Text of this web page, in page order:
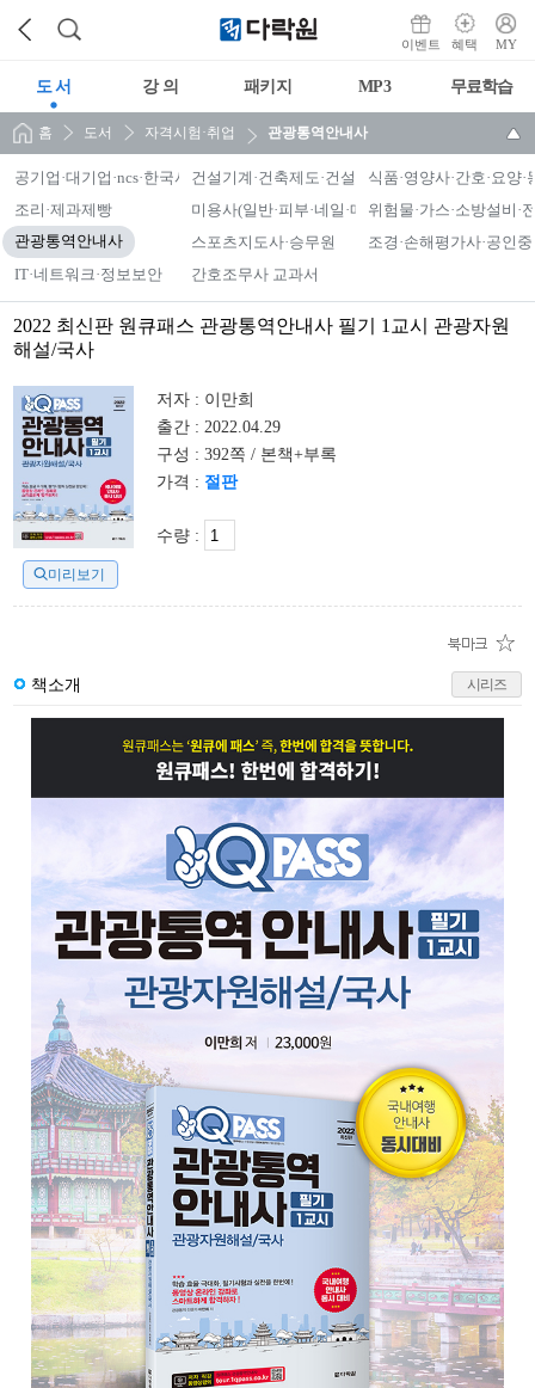
이벤트 혜택 MY
도 서 강 의 패키지 MP3 무료학습
홈 도서 자격시험·취업 관광통역안내사
공기업·대기업·ncs·한국사능력검정시험건설기계·건축제도·건설안전·조종면허
식품·영양사·간호·요양·
조리·제과제빵
미용사(일반·피부·네일·메이크업)·맞춤형화장품
위험물·가스·소방설비·
관광통역안내사 스포츠지도사·승무원
조경·손해평가사·공인
IT·네트워크·정보보안
간호조무사 교과서
2022 최신판 원큐패스 관광통역안내사 필기 1교시 관광자원
해설/국사
미리보기
저자 : 이만희
출간 : 2022.04.29
구성 : 392쪽 / 본책+부록
가격 : 절판
수량 :
책소개 시리즈